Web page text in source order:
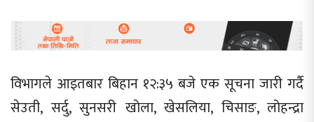
विभागले आइतबार बिहान १२:३५ बजे एक सूचना जारी गर्दै
सेउती, सर्दु, सुनसरी खोला, खेसलिया, चिसाङ, लोहन्द्रा